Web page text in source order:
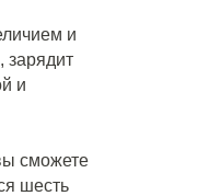
и
зарядит
и
сможете
шесть